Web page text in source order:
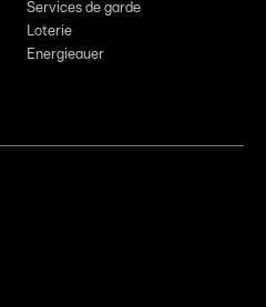
Services de garde
Loterie
Energieauer